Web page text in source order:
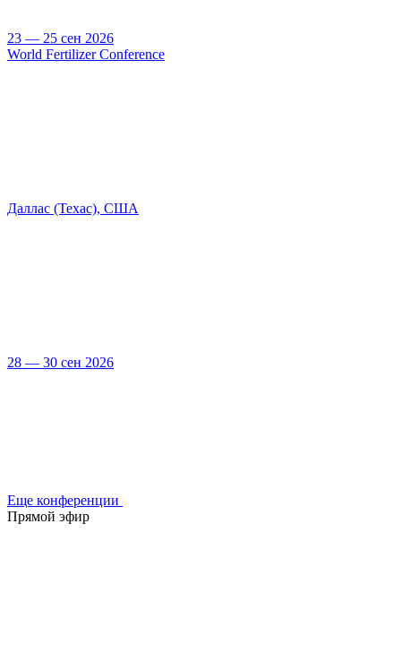
23 — 25 сен 2026
World Fertilizer Conference
Даллас (Техас), США
28 — 30 сен 2026
Еще конференции
Прямой эфир